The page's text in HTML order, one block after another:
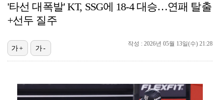
서장훈 감독 "내 능력 부족" 자책하게 만든 펜타곤과의…
대한축구협회의 '심판 성접대'…최악의 경우 런던 올림픽…
폭발물 지킨 안보현, '악마 교관' 정은채와 재회(재벌…
'타선 대폭발' KT, SSG에 18-4 대승…연패 탈출
+선두 질주
작성 : 2026년 05월 13일(수) 21:28
가+ 가-